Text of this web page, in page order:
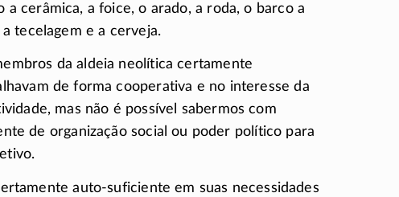
a cerâmica, a foice, o arado, a roda, o barco a
a tecelagem e a cerveja.
da aldeia neolítica certamente
de forma cooperativa e no interesse da
mas não é possível sabermos com
de organização social ou poder político para
auto-suficiente em suas necessidades